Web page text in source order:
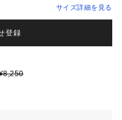
サイズ詳細を見る
登録